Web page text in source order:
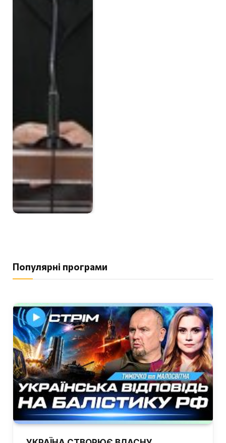
Популярні програми